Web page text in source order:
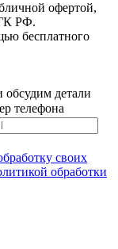
офертой,
РФ.
бесплатного
детали
телефона
своих
обработки